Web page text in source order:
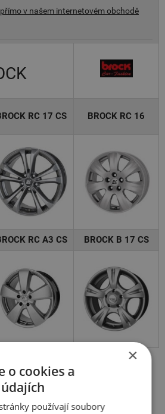
v našem internetovém obchodě
RC 17 CS BROCK RC 16
RC A3 CS BROCK B 17 CS
SMVP
×
o cookies a
používají soubory